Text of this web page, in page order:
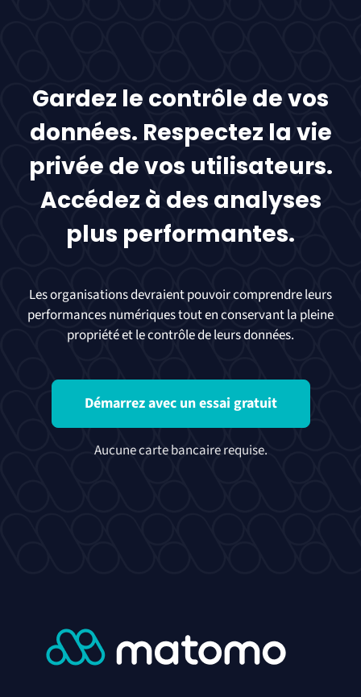
Gardez le contrôle de vos
données. Respectez la vie
privée de vos utilisateurs.
Accédez à des analyses
plus performantes.
Les organisations devraient pouvoir comprendre leurs
performances numériques tout en conservant la pleine
propriété et le contrôle de leurs données.
Démarrez avec un essai gratuit
Aucune carte bancaire requise.